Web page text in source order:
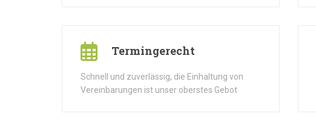
Termingerecht
Schnell und zuverlässig, die Einhaltung von
Vereinbarungen ist unser oberstes Gebot